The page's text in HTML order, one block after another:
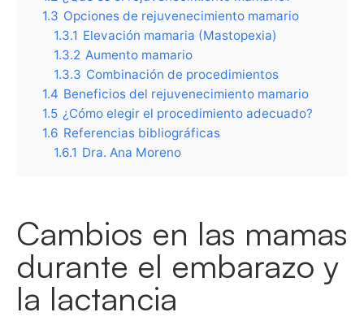
1.3 Opciones de rejuvenecimiento mamario
1.3.1 Elevación mamaria (Mastopexia)
1.3.2 Aumento mamario
1.3.3 Combinación de procedimientos
1.4 Beneficios del rejuvenecimiento mamario
1.5 ¿Cómo elegir el procedimiento adecuado?
1.6 Referencias bibliográficas
1.6.1 Dra. Ana Moreno
Cambios en las mamas
durante el embarazo y
la lactancia